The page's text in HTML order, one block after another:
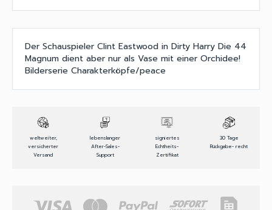
Der Schauspieler Clint Eastwood in Dirty Harry Die 44
Magnum dient aber nur als Vase mit einer Orchidee!
Bilderserie Charakterköpfe/peace
weltweiter,
versicherter
Versand
lebenslanger
After-Sales-
Support
signiertes
Echtheits-
Zertifikat
30 Tage
Rückgabe- recht